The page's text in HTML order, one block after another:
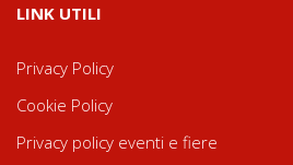
LINK UTILI
Privacy Policy
Cookie Policy
Privacy policy eventi e fiere